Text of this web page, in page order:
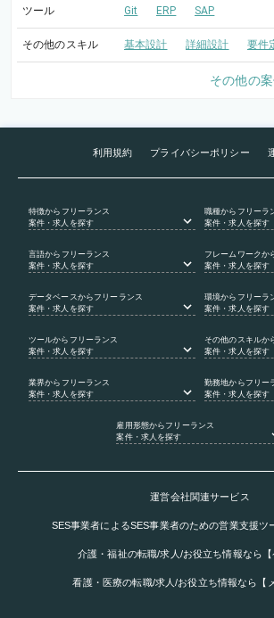
ツール Git ERP SAP
その他のスキル 基本設計 詳細設計 要件
その他の
利用規約 プライバシーポリシー
特徴からフリーランス
案件・求人を探す
職種からフリーラ
案件・求人を探す
言語からフリーランス
案件・求人を探す
フレームワークか
案件・求人を探す
データベース からフリーランス
案件・求人を探す
環境からフリーラ
案件・求人を探す
ツールからフリーランス
案件・求人を探す
その他のスキルか
案件・求人を探す
業界からフリーランス
案件・求人を探す
勤務地からフリー
案件・求人を探す
雇用形態からフリーランス
案件・求人を探す
運営会社関連サービス
SES事業者によるSES事業者のための営業支援ツ
介護・福祉の転職/求人/お役立ち情報なら【
看護・医療の転職/求人/お役立ち情報なら【